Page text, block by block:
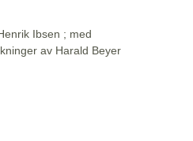
Ibsen ; med
av Harald Beyer